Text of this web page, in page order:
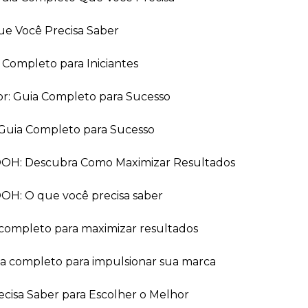
Você Precisa Saber
Completo para Iniciantes
Guia Completo para Sucesso
Completo para Sucesso
Descubra Como Maximizar Resultados
O que você precisa saber
para maximizar resultados
completo para impulsionar sua marca
Saber para Escolher o Melhor